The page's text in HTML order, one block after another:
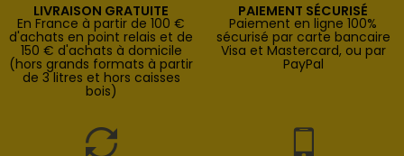
LIVRAISON GRATUITE
En France à partir de 100 €
d'achats en point relais et de
150 € d'achats à domicile
(hors grands formats à partir
de 3 litres et hors caisses
bois)
PAIEMENT SÉCURISÉ
Paiement en ligne 100%
sécurisé par carte bancaire
Visa et Mastercard, ou par
PayPal